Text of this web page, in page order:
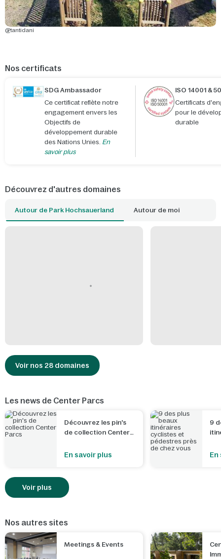
@tantidani
Nos certificats
SDG Ambassador
Ce certificat reflète notre
engagement envers les
Objectifs de
développement durable
des Nations Unies. En
savoir plus
ISO 14001 &
Certificats
pour le
durable
Découvrez d'autres domaines
Autour de Park Hochsauerland Autour de moi
Voir nos 28 domaines
Les news de Center Parcs
Découvrez les pin's
de collection Center
En savoir plus
9
En
Voir plus
Nos autres sites
Meetings & Events